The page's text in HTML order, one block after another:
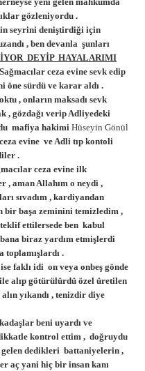
gözleniyordu .
seyrini deniştirdiği için
, ben devanla şunları
DEYİP HAYALARIMI
ceza evine sevk edip
öne sürdü ve karar aldı .
, onların maksadı sevk
, gözdağı verip Adliyedeki
mafiya hakimi Hüseyin Gönül
evine ve Adli tıp kontoli
.
ceza evine ilk
, aman Allahım o neydi ,
sıvadım , kardiyandan
bir başa zeminini temizledim ,
ettilersede ben kabul
biraz yardım etmişlerdi
.
faklı idi on veya onbeş gönde
alıp götürülürdü özel üretilen
yıkandı , tenizdir diye
beni uyardı ve
kontrol ettim , doğruydu
dedikleri battaniyelerin ,
aç yani hiç bir insan kanı